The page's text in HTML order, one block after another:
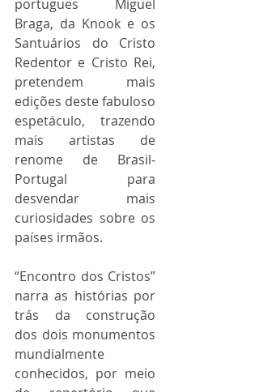
portugues Miguel
Braga, da Knook e os
Santuários do Cristo
Redentor e Cristo Rei,
pretendem mais
edições deste fabuloso
espetáculo, trazendo
mais artistas de
renome de Brasil-
Portugal para
desvendar mais
curiosidades sobre os
países irmãos.
“Encontro dos Cristos”
narra as histórias por
trás da construção
dos dois monumentos
mundialmente
conhecidos, por meio